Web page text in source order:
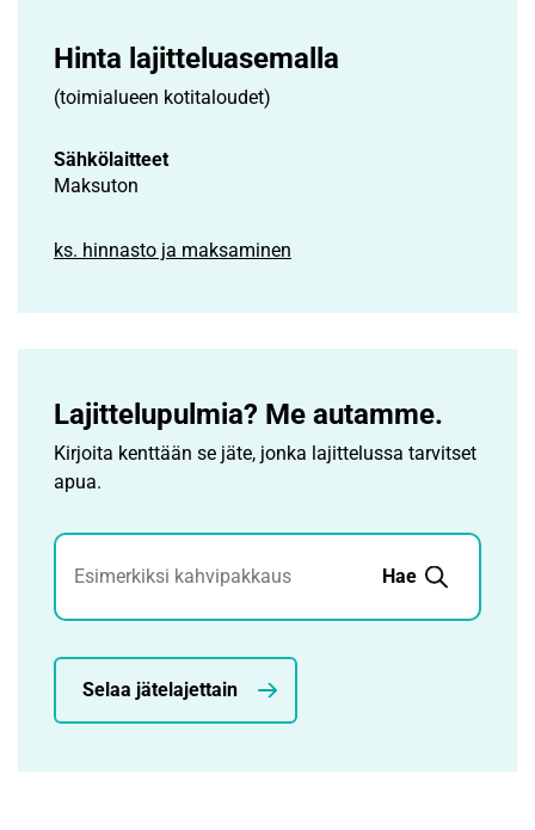
Hinta lajittelu­asemalla
(toimialueen kotitaloudet)
Sähkölaitteet
Maksuton
ks. hinnasto ja maksaminen
Lajittelupulmia? Me autamme.
Kirjoita kenttään se jäte, jonka lajittelussa tarvitset
apua.
Jätehaku
Hae
Selaa jätelajettain